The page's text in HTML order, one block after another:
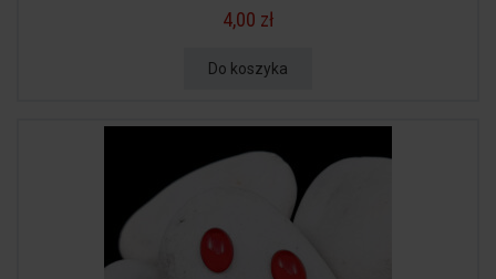
4,00 zł
Do koszyka